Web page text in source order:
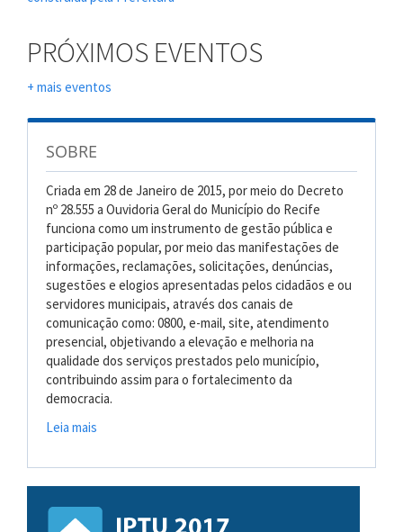
PRÓXIMOS EVENTOS
+ mais eventos
SOBRE
Criada em 28 de Janeiro de 2015, por meio do Decreto
nº 28.555 a Ouvidoria Geral do Município do Recife
funciona como um instrumento de gestão pública e
participação popular, por meio das manifestações de
informações, reclamações, solicitações, denúncias,
sugestões e elogios apresentadas pelos cidadãos e ou
servidores municipais, através dos canais de
comunicação como: 0800, e-mail, site, atendimento
presencial, objetivando a elevação e melhoria na
qualidade dos serviços prestados pelo município,
contribuindo assim para o fortalecimento da
democracia.
Leia mais